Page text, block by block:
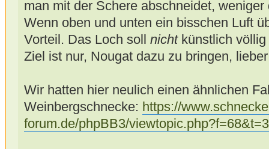
man mit der Schere abschneidet,
Wenn oben und unten ein bisschen Luft
Vorteil. Das Loch soll nicht künstlich
Ziel ist nur, Nougat dazu zu bringen,
Wir hatten hier neulich einen ähnlichen
Weinbergschnecke: https://
forum.de/phpBB3/